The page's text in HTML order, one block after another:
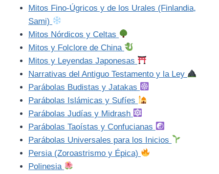
Mitos Fino-Úgricos y de los Urales (Finlandia,
Sami)
Mitos Nórdicos y Celtas
Mitos y Folclore de China
Mitos y Leyendas Japonesas
Narrativas del Antiguo Testamento y la Ley
Parábolas Budistas y Jatakas
Parábolas Islámicas y Sufíes
Parábolas Judías y Midrash
Parábolas Taoístas y Confucianas
Parábolas Universales para los Inicios
Persia (Zoroastrismo y Épica)
Polinesia